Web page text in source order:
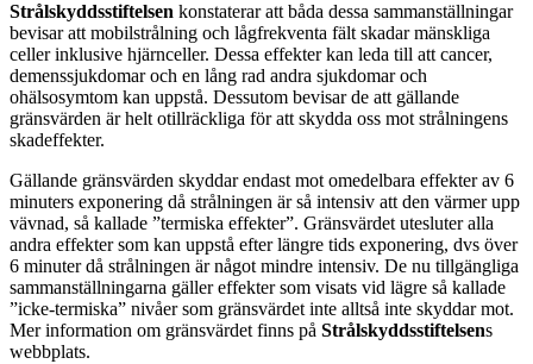
Strålskyddsstiftelsen konstaterar att båda dessa sammanställningar
bevisar att mobilstrålning och lågfrekventa fält skadar mänskliga
celler inklusive hjärnceller. Dessa effekter kan leda till att cancer,
demenssjukdomar och en lång rad andra sjukdomar och
ohälsosymtom kan uppstå. Dessutom bevisar de att gällande
gränsvärden är helt otillräckliga för att skydda oss mot strålningens
skadeffekter.
Gällande gränsvärden skyddar endast mot omedelbara effekter av 6
minuters exponering då strålningen är så intensiv att den värmer upp
vävnad, så kallade ”termiska effekter”. Gränsvärdet utesluter alla
andra effekter som kan uppstå efter längre tids exponering, dvs över
6 minuter då strålningen är något mindre intensiv. De nu tillgängliga
sammanställningarna gäller effekter som visats vid lägre så kallade
”icke-termiska” nivåer som gränsvärdet inte alltså inte skyddar mot.
Mer information om gränsvärdet finns på Strålskyddsstiftelsens
webbplats.